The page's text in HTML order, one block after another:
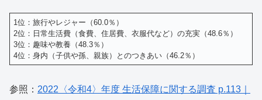
1位：旅行やレジャー（60.0％）
2位：日常生活費（食費、住居費、衣服代など）の充実（48.6％）
3位：趣味や教養（48.3％）
4位：身内（子供や孫、親族）とのつきあい（46.2％）
参照： 2022〈令和4〉年度 生活保障に関する調査 p.113｜